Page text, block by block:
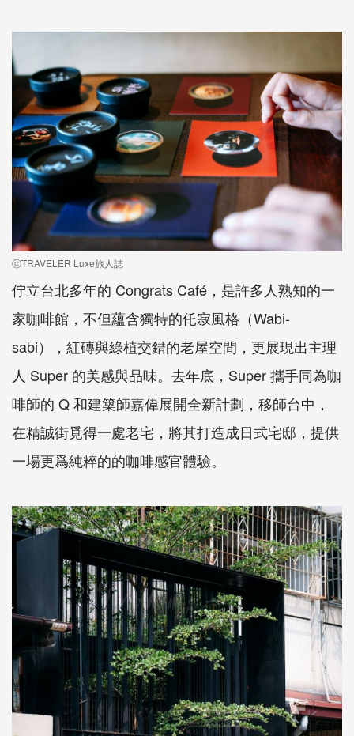
ⓒTRAVELER Luxe旅人誌
佇立台北多年的 Congrats Café，是許多人熟知的一
家咖啡館，不但蘊含獨特的仛寂風格（Wabi-
sabi），紅磚與綠植交錯的老屋空間，更展現出主理
人 Super 的美感與品味。去年底，Super 攜手同為咖
啡師的 Q 和建築師嘉偉展開全新計劃，移師台中，
在精誠街覓得一處老宅，將其打造成日式宅邸，提供
一場更爲純粹的的咖啡感官體驗。